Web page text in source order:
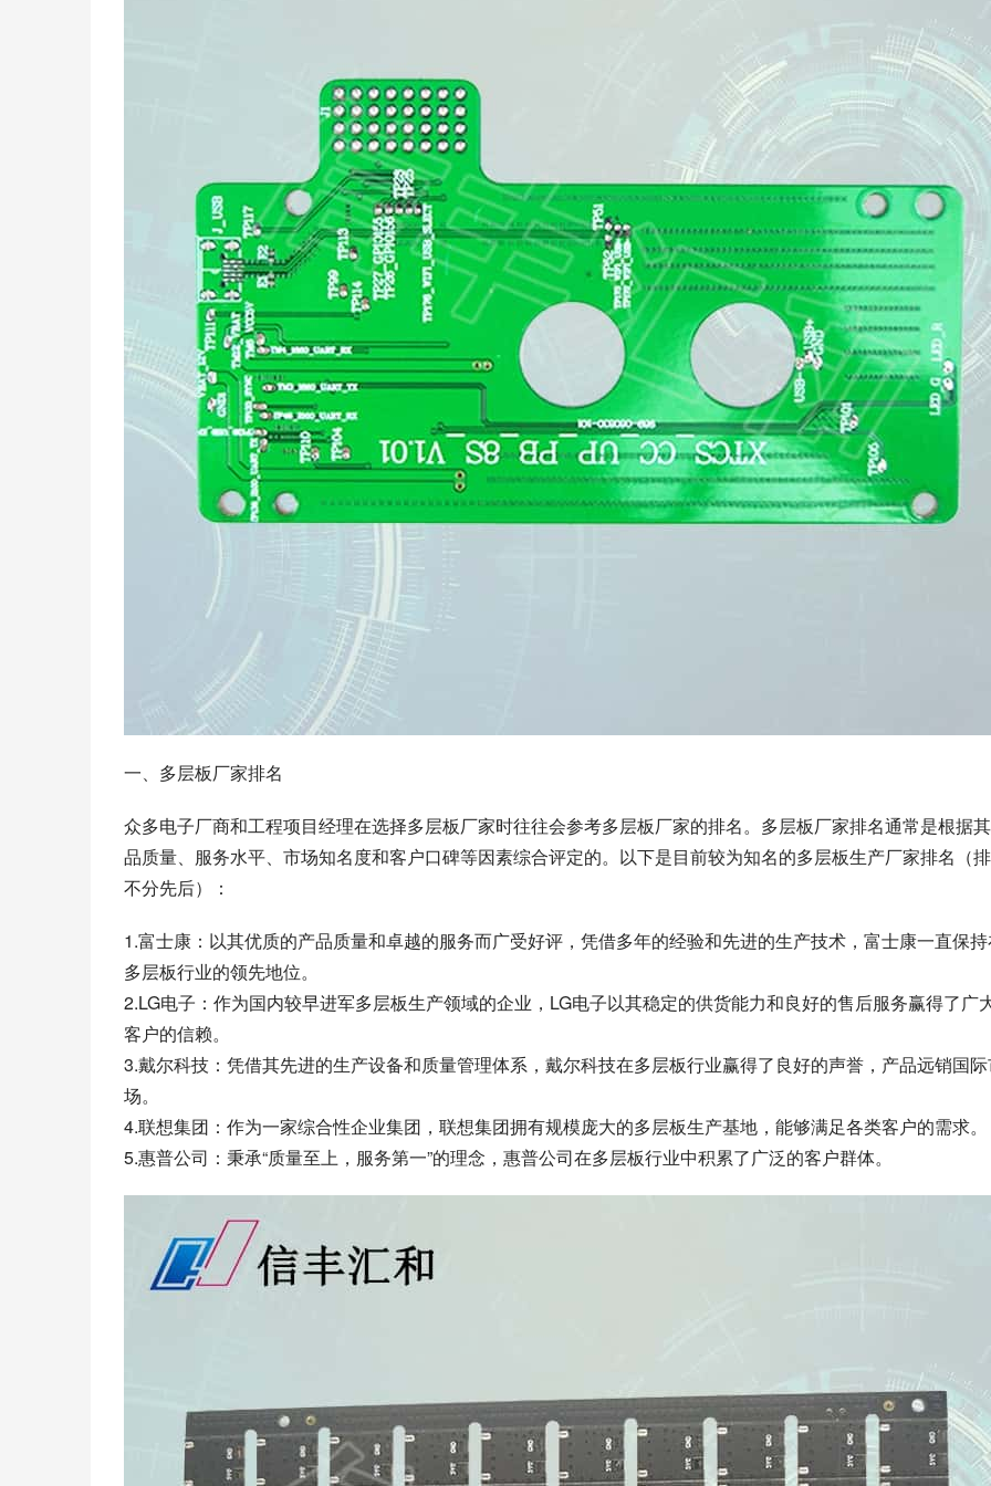
一、多层板厂家排名
众多电子厂商和工程项目经理在选择多层板厂家时往往会参考多层板厂家的排名。多层板厂家排名通常是根据
品质量、服务水平、市场知名度和客户口碑等因素综合评定的。以下是目前较为知名的多层板生产厂家排名（
不分先后）：
1.富士康：以其优质的产品质量和卓越的服务而广受好评，凭借多年的经验和先进的生产技术，富士康一直保
多层板行业的领先地位。
2.LG电子：作为国内较早进军多层板生产领域的企业，LG电子以其稳定的供货能力和良好的售后服务赢得了广
客户的信赖。
3.戴尔科技：凭借其先进的生产设备和质量管理体系，戴尔科技在多层板行业赢得了良好的声誉，产品远销国
场。
4.联想集团：作为一家综合性企业集团，联想集团拥有规模庞大的多层板生产基地，能够满足各类客户的需求。
5.惠普公司：秉承“质量至上，服务第一”的理念，惠普公司在多层板行业中积累了广泛的客户群体。